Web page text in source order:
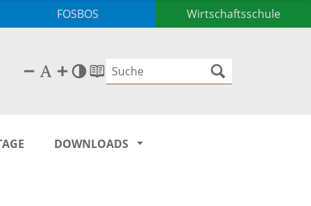
FOSBOS Wirtschaftsschule
DOWNLOADS